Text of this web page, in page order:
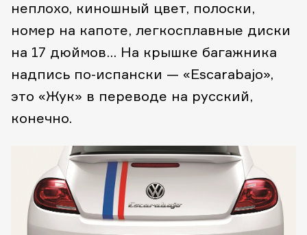
неплохо, киношный цвет, полоски,
номер на капоте, легкосплавные диски
на 17 дюймов… На крышке багажника
надпись по-испански — «Escarabajo»,
это «Жук» в переводе на русский,
конечно.